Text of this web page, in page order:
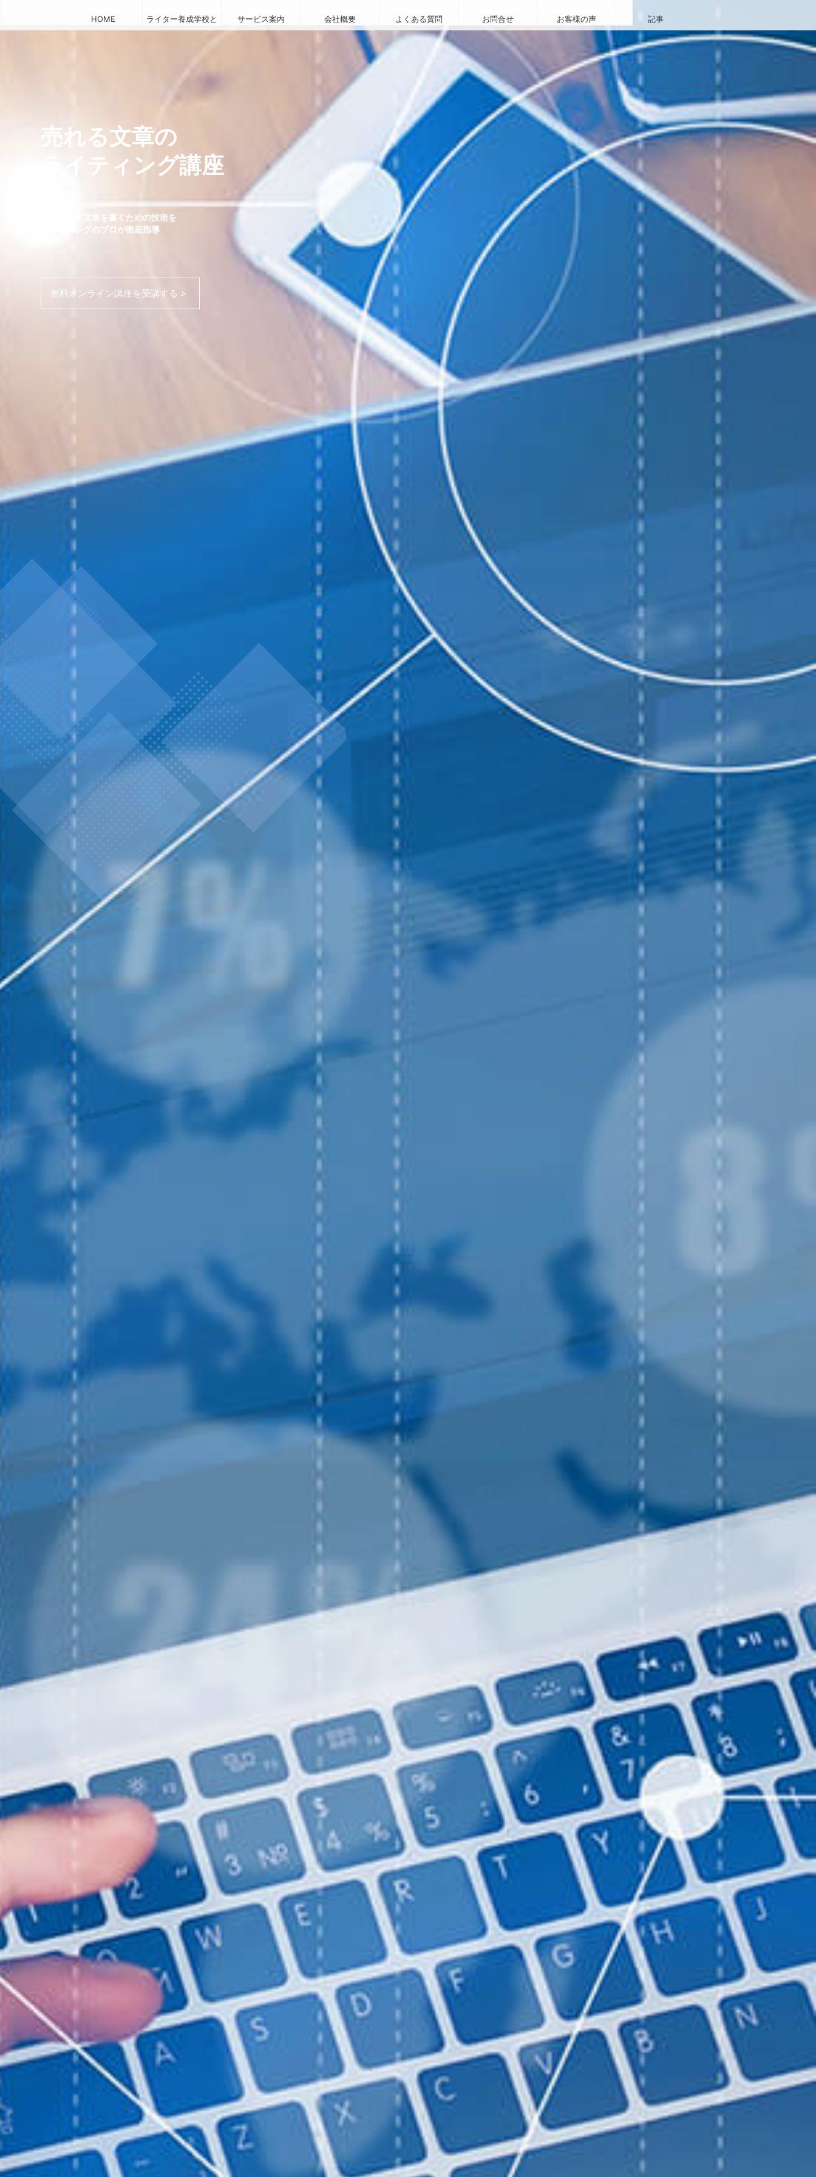
HOME ライター養成学校と サービス案内 会社概要 よくある質問 お問合せ お客様の声 記事
売れる文章の
ライティング講座
人を動かす文章を書くための技術を
ライティングのプロが徹底指導
無料オンライン講座を受講する >